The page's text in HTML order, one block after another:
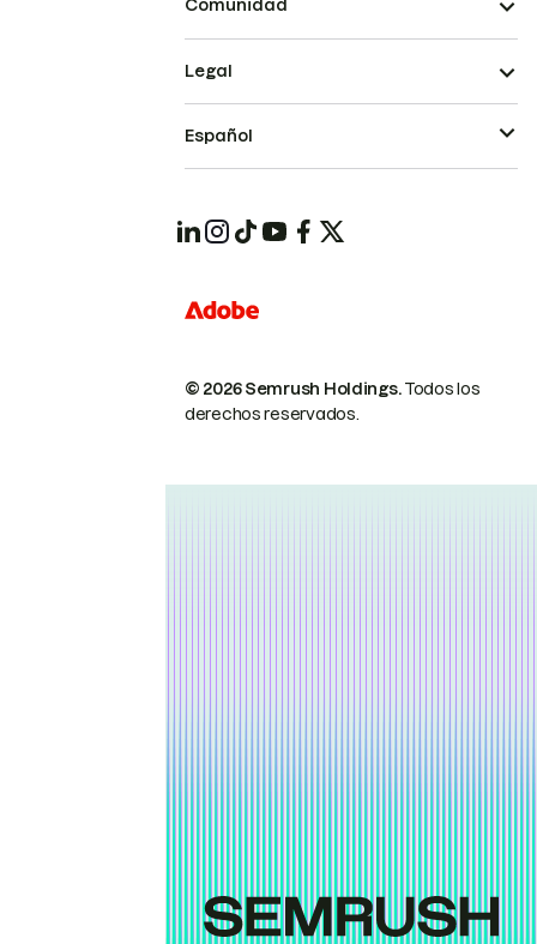
Comunidad
© 2026 Semrush Holdings.Todos los
derechos reservados.
Legal
Español